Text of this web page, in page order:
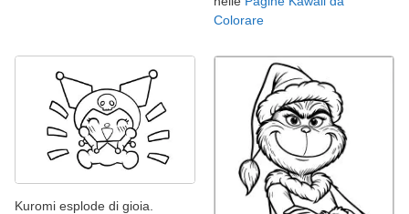
Colorare
Kuromi esplode di gioia.